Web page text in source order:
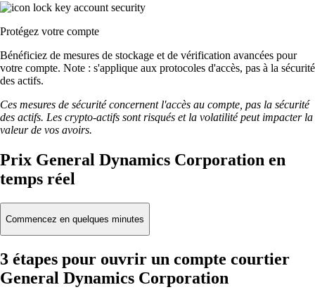
Protégez votre compte
Bénéficiez de mesures de stockage et de vérification avancées pour
votre compte. Note : s'applique aux protocoles d'accès, pas à la sécurité
des actifs.
Ces mesures de sécurité concernent l'accès au compte, pas la sécurité
des actifs. Les crypto-actifs sont risqués et la volatilité peut impacter la
valeur de vos avoirs.
Prix General Dynamics Corporation en
temps réel
Commencez en quelques minutes
3 étapes pour ouvrir un compte courtier
General Dynamics Corporation